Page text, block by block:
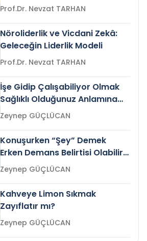
Prof.Dr. Nevzat TARHAN
Nöroliderlik ve Vicdani Zekâ:
Geleceğin Liderlik Modeli
Prof.Dr. Nevzat TARHAN
İşe Gidip Çalışabiliyor Olmak
Sağlıklı Olduğunuz Anlamına
Gelir mi?Zeynep GÜÇLÜCAN
Konuşurken “Şey” Demek
Erken Demans Belirtisi Olabilir
mi?
Zeynep GÜÇLÜCAN
Kahveye Limon Sıkmak
Zayıflatır mı?
Zeynep GÜÇLÜCAN